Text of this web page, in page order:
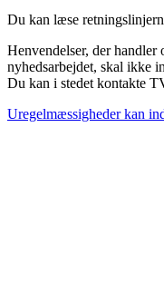
Du kan læse
Henvendelser, der
nyhedsarbejdet, skal ikke
Du kan i stedet kontakte
Uregelmæssigheder kan